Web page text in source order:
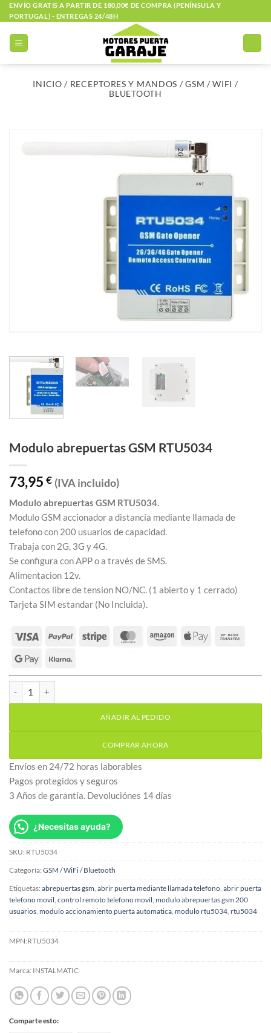
Saltar
al
contenido
ENVÍO GRATIS A PARTIR DE 180,00€ DE COMPRA (PENÍNSULA Y
PORTUGAL) - ENTREGAS 24/48H
INICIO / RECEPTORES Y MANDOS / GSM / WIFI /
BLUETOOTH
Modulo abrepuertas GSM RTU5034
73,95 € (IVA incluido)
Modulo abrepuertas GSM RTU5034.
Modulo GSM accionador a distancia mediante llamada de
telefono con 200 usuarios de capacidad.
Trabaja con 2G, 3G y 4G.
Se configura con APP o a través de SMS.
Alimentacion 12v.
Contactos libre de tension NO/NC. (1 abierto y 1 cerrado)
Tarjeta SIM estandar (No Incluida).
Modulo abrepuertas GSM RTU5034 cantidad
AÑADIR AL PEDIDO
COMPRAR AHORA
Envíos en 24/72 horas laborables
Pagos protegidos y seguros
3 Años de garantía. Devoluciónes 14 días
¿Necesitas ayuda?
SKU: RTU5034
Categoría: GSM / WiFi / Bluetooth
Etiquetas: abrepuertas gsm abrir puerta mediante llamada telefono abrir puerta
telefono movil control remoto telefono movil modulo abrepuertas gsm 200
usuarios modulo accionamiento puerta automatica modulo rtu5034 rtu5034
MPN:RTU5034
Marca: INSTALMATIC
Comparte esto: